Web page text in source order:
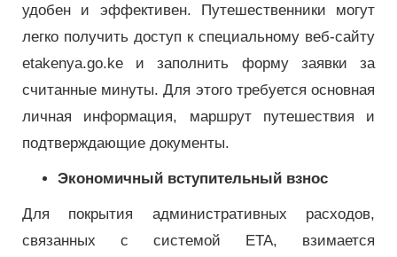
удобен и эффективен. Путешественники могут
легко получить доступ к специальному веб-сайту
etakenya.go.ke и заполнить форму заявки за
считанные минуты. Для этого требуется основная
личная информация, маршрут путешествия и
подтверждающие документы.
Экономичный вступительный взнос
Для покрытия административных расходов,
связанных с системой ETA, взимается